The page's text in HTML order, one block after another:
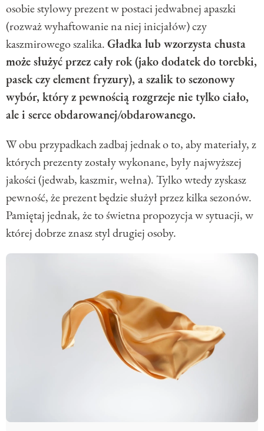
osobie stylowy prezent w postaci jedwabnej apaszki
(rozważ wyhaftowanie na niej inicjałów) czy
kaszmirowego szalika.Gładka lub wzorzysta chusta
może służyć przez cały rok (jako dodatek do torebki,
pasek czy element fryzury), a szalik to sezonowy
wybór, który z pewnością rozgrzeje nie tylko ciało,
ale i serce obdarowanej/obdarowanego.
W obu przypadkach zadbaj jednak o to, aby materiały, z
których prezenty zostały wykonane, były najwyższej
jakości (jedwab, kaszmir, wełna). Tylko wtedy zyskasz
pewność, że prezent będzie służył przez kilka sezonów.
Pamiętaj jednak, że to świetna propozycja w sytuacji, w
której dobrze znasz styl drugiej osoby.